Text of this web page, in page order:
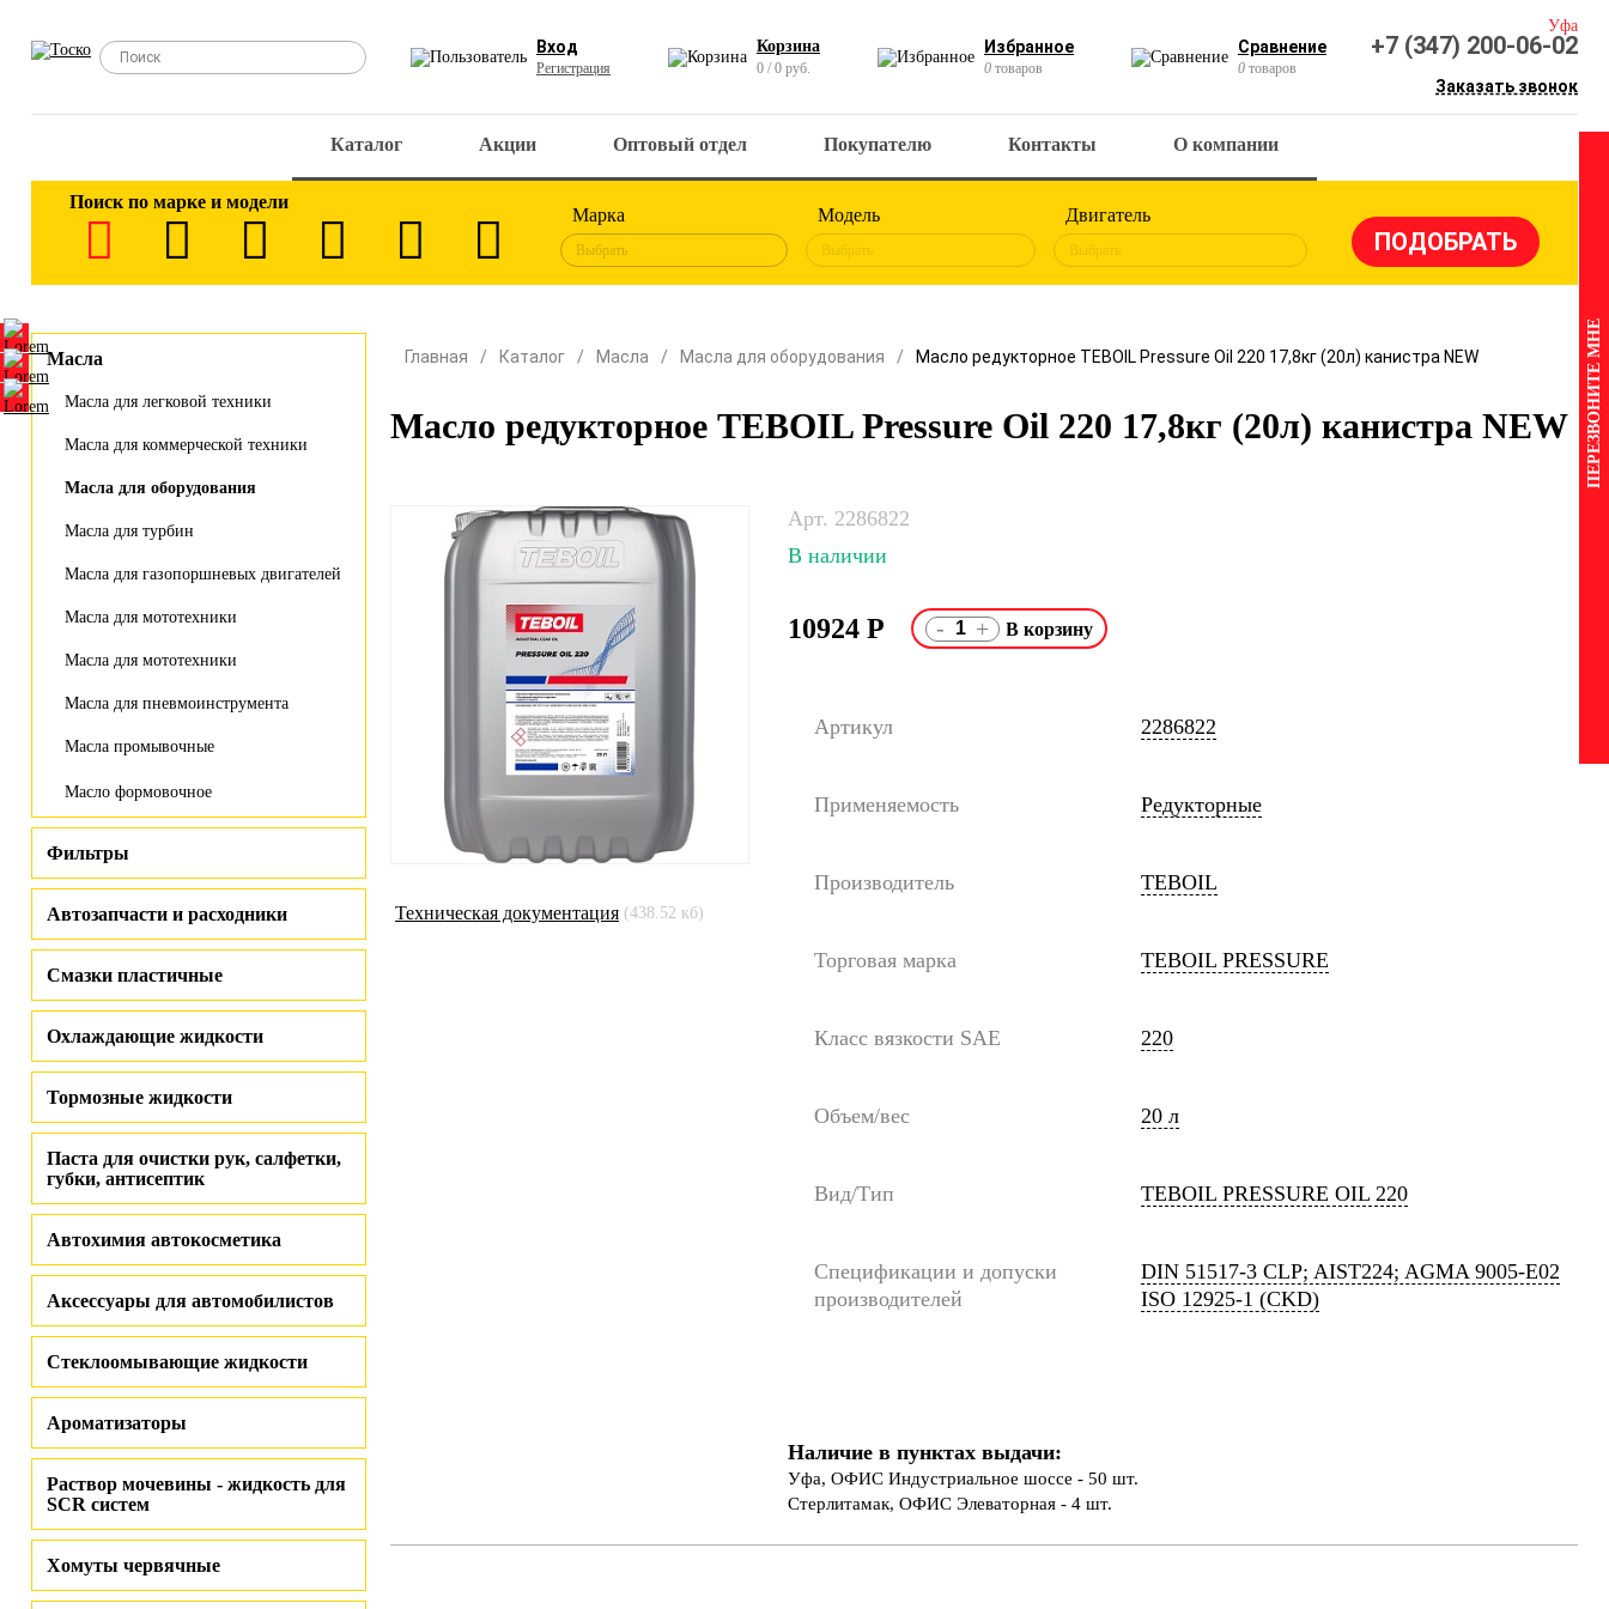
Вход
Регистрация
Корзина
0 / 0 руб.
Избранное
0 товаров
Сравнение
0 товаров
Уфа
+7 (347) 200-06-02
Заказать звонок
Каталог Акции Оптовый отдел Покупателю Контакты О компании
Поиск по марке и модели
Марка
Выбрать
Модель
Выбрать
Двигатель
Выбрать
Масла
Масла для легковой техники
Масла для коммерческой техники
Масла для оборудования
Масла для турбин
Масла для газопоршневых двигателей
Масла для мототехники
Масла для мототехники
Масла для пневмоинструмента
Масла промывочные
Масло формовочное
Фильтры
Автозапчасти и расходники
Смазки пластичные
Охлаждающие жидкости
Тормозные жидкости
Паста для очистки рук, салфетки,
губки, антисептик
Автохимия автокосметика
Аксессуары для автомобилистов
Стеклоомывающие жидкости
Ароматизаторы
Раствор мочевины - жидкость для
SCR систем
Хомуты червячные
Главная Каталог Масла Масла для оборудования Масло редукторное TEBOIL Pressure Oil 220 17,8кг (20л) канистра NEW
Масло редукторное TEBOIL Pressure Oil 220 17,8кг (20л) канистра NEW
Техническая документация (438.52 кб)
Арт. 2286822
В наличии
10924 Р - +
Артикул 2286822
Применяемость Редукторные
Производитель TEBOIL
Торговая марка TEBOIL PRESSURE
Класс вязкости SAE 220
Объем/вес 20 л
Вид/Тип TEBOIL PRESSURE OIL 220
Спецификации и допуски
производителей
DIN 51517-3 CLP; AIST224; AGMA 9005-E02
ISO 12925-1 (CKD)
Наличие в пунктах выдачи:
Уфа, ОФИС Индустриальное шоссе - 50 шт.
Стерлитамак, ОФИС Элеваторная - 4 шт.
ПЕРЕЗВОНИТЕ МНЕ